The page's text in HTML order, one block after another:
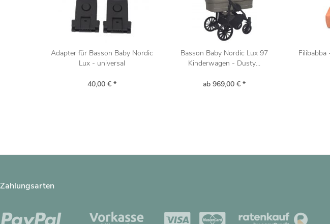
Adapter für Basson Baby Nordic
Lux - universal
40,00 € *
Basson Baby Nordic Lux 97
Kinderwagen - Dusty...
ab 969,00 € *
Filibabba
Zahlungsarten